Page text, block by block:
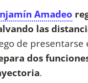
Amadeo
las
de
dos
.